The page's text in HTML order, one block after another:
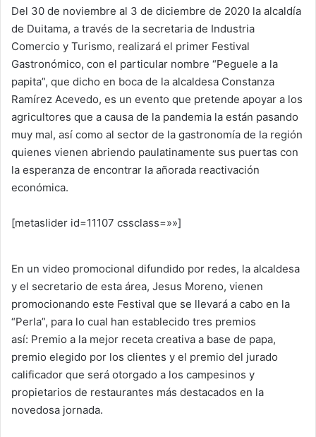
Del 30 de noviembre al 3 de diciembre de 2020 la alcaldía
de Duitama, a través de la secretaria de Industria
Comercio y Turismo, realizará el primer Festival
Gastronómico, con el particular nombre “Peguele a la
papita”, que dicho en boca de la alcaldesa Constanza
Ramírez Acevedo, es un evento que pretende apoyar a los
agricultores que a causa de la pandemia la están pasando
muy mal, así como al sector de la gastronomía de la región
quienes vienen abriendo paulatinamente sus puertas con
la esperanza de encontrar la añorada reactivación
económica.
[metaslider id=11107 cssclass=»»]
En un video promocional difundido por redes, la alcaldesa
y el secretario de esta área, Jesus Moreno, vienen
promocionando este Festival que se llevará a cabo en la
“Perla”, para lo cual han establecido tres premios
así: Premio a la mejor receta creativa a base de papa,
premio elegido por los clientes y el premio del jurado
calificador que será otorgado a los campesinos y
propietarios de restaurantes más destacados en la
novedosa jornada.